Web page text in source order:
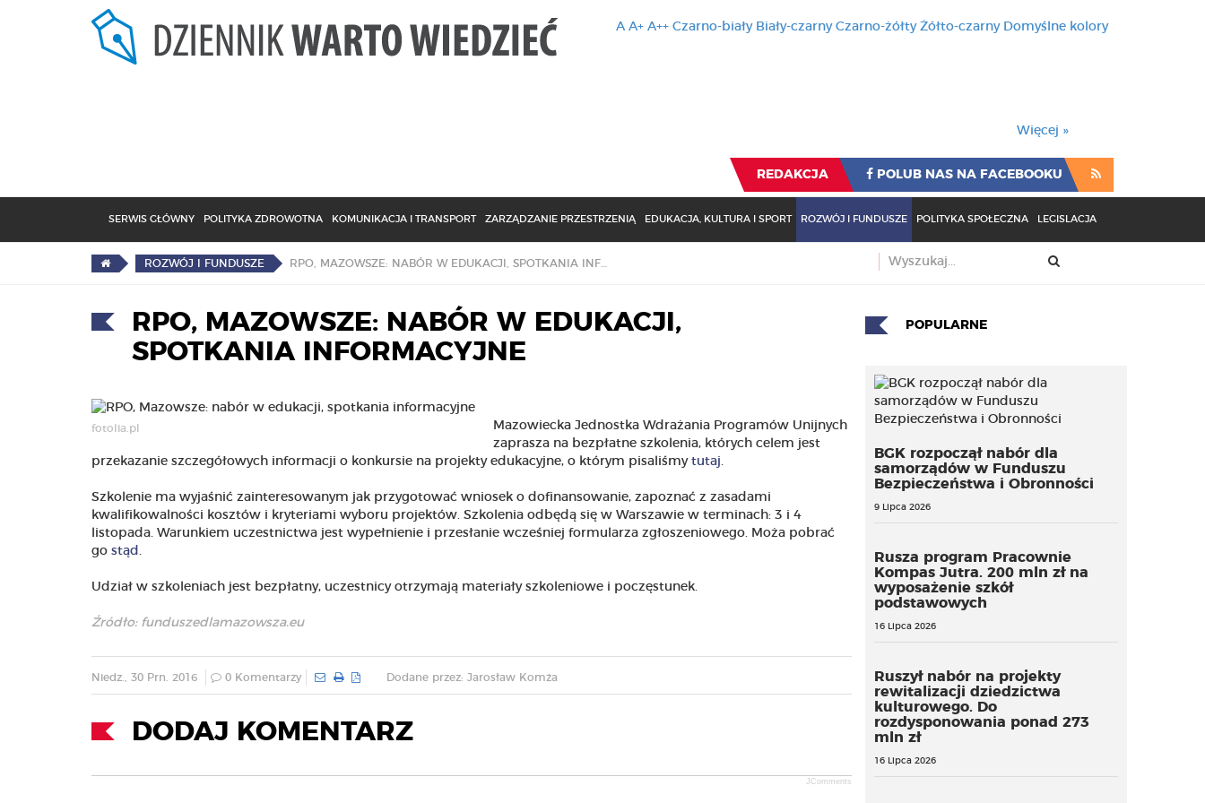
A A+ A++ Czarno-biały Biały-czarny Czarno-żółty Żółto-czarny Domyślne kolory
Więcej »
REDAKCJA POLUB NAS NA FACEBOOKU
SERWIS GŁÓWNY POLITYKA ZDROWOTNA KOMUNIKACJA I TRANSPORT ZARZĄDZANIE PRZESTRZENIĄ EDUKACJA, KULTURA I SPORT ROZWÓJ I FUNDUSZE POLITYKA SPOŁECZNA LEGISLACJA
ROZWÓJ I FUNDUSZE
RPO, MAZOWSZE: NABÓR W EDUKACJI,
SPOTKANIA INFORMACYJNE
fotolia.pl
Mazowiecka Jednostka Wdrażania Programów Unijnych
zaprasza na bezpłatne szkolenia, których celem jest
przekazanie szczegółowych informacji o konkursie na projekty edukacyjne, o którym pisaliśmy tutaj.
Szkolenie ma wyjaśnić zainteresowanym jak przygotować wniosek o dofinansowanie, zapoznać z zasadami
kwalifikowalności kosztów i kryteriami wyboru projektów. Szkolenia odbędą się w Warszawie w terminach: 3 i 4
listopada. Warunkiem uczestnictwa jest wypełnienie i przesłanie wcześniej formularza zgłoszeniowego. Moża pobrać
go stąd .
Udział w szkoleniach jest bezpłatny, uczestnicy otrzymają materiały szkoleniowe i poczęstunek.
Źródło: funduszedlamazowsza.eu
Niedz., 30 Prn. 2016 0 Komentarzy Dodane przez: Jarosław Komża
DODAJ KOMENTARZ
JComments
POPULARNE
BGK rozpoczął nabór dla
samorządów w Funduszu
Bezpieczeństwa i Obronności
9 Lipca 2026
Rusza program Pracownie
Kompas Jutra. 200 mln zł na
wyposażenie szkół
podstawowych
16 Lipca 2026
Ruszył nabór na projekty
rewitalizacji dziedzictwa
kulturowego. Do
rozdysponowania ponad 273
mln zł
16 Lipca 2026